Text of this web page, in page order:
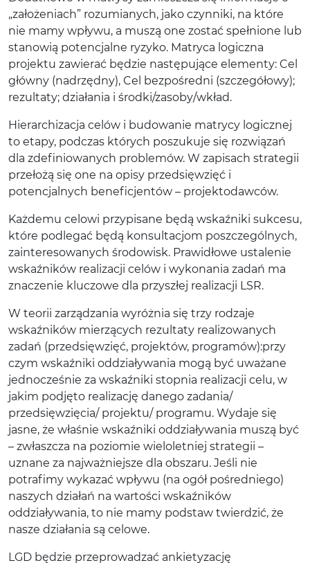
„założeniach” rozumianych, jako czynniki, na które
nie mamy wpływu, a muszą one zostać spełnione lub
stanowią potencjalne ryzyko. Matryca logiczna
projektu zawierać będzie następujące elementy: Cel
główny (nadrzędny), Cel bezpośredni (szczegółowy);
rezultaty; działania i środki/zasoby/wkład.
Hierarchizacja celów i budowanie matrycy logicznej
to etapy, podczas których poszukuje się rozwiązań
dla zdefiniowanych problemów. W zapisach strategii
przełożą się one na opisy przedsięwzięć i
potencjalnych beneficjentów – projektodawców.
Każdemu celowi przypisane będą wskaźniki sukcesu,
które podlegać będą konsultacjom poszczególnych,
zainteresowanych środowisk. Prawidłowe ustalenie
wskaźników realizacji celów i wykonania zadań ma
znaczenie kluczowe dla przyszłej realizacji LSR.
W teorii zarządzania wyróżnia się trzy rodzaje
wskaźników mierzących rezultaty realizowanych
zadań (przedsięwzięć, projektów, programów):przy
czym wskaźniki oddziaływania mogą być uważane
jednocześnie za wskaźniki stopnia realizacji celu, w
jakim podjęto realizację danego zadania/
przedsięwzięcia/ projektu/ programu. Wydaje się
jasne, że właśnie wskaźniki oddziaływania muszą być
– zwłaszcza na poziomie wieloletniej strategii –
uznane za najważniejsze dla obszaru. Jeśli nie
potrafimy wykazać wpływu (na ogół pośredniego)
naszych działań na wartości wskaźników
oddziaływania, to nie mamy podstaw twierdzić, że
nasze działania są celowe.
LGD będzie przeprowadzać ankietyzację